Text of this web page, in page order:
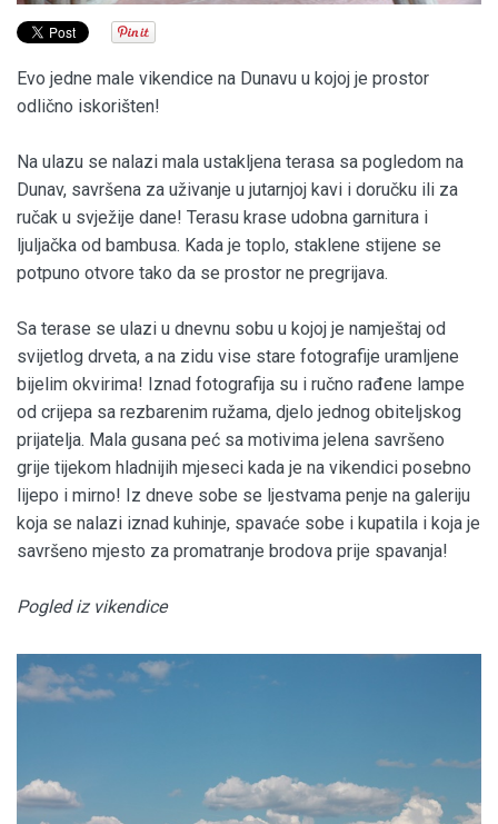
Evo jedne male vikendice na Dunavu u kojoj je prostor
odlično iskorišten!
Na ulazu se nalazi mala ustakljena terasa sa pogledom na
Dunav, savršena za uživanje u jutarnjoj kavi i doručku ili za
ručak u svježije dane! Terasu krase udobna garnitura i
ljuljačka od bambusa. Kada je toplo, staklene stijene se
potpuno otvore tako da se prostor ne pregrijava.
Sa terase se ulazi u dnevnu sobu u kojoj je namještaj od
svijetlog drveta, a na zidu vise stare fotografije uramljene
bijelim okvirima! Iznad fotografija su i ručno rađene lampe
od crijepa sa rezbarenim ružama, djelo jednog obiteljskog
prijatelja. Mala gusana peć sa motivima jelena savršeno
grije tijekom hladnijih mjeseci kada je na vikendici posebno
lijepo i mirno! Iz dneve sobe se ljestvama penje na galeriju
koja se nalazi iznad kuhinje, spavaće sobe i kupatila i koja je
savršeno mjesto za promatranje brodova prije spavanja!
Pogled iz vikendice